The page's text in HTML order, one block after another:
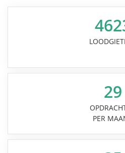
29
PER